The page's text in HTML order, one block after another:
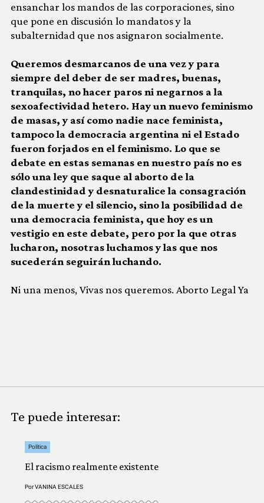
ensanchar los mandos de las corporaciones, sino
que pone en discusión lo mandatos y la
subalternidad que nos asignaron socialmente.
Queremos desmarcanos de una vez y para
siempre del deber de ser madres, buenas,
tranquilas, no hacer paros ni negarnos a la
sexoafectividad hetero. Hay un nuevo feminismo
de masas, y así como nadie nace feminista,
tampoco la democracia argentina ni el Estado
fueron forjados en el feminismo. Lo que se
debate en estas semanas en nuestro país no es
sólo una ley que saque al aborto de la
clandestinidad y desnaturalice la consagración
de la muerte y el silencio, sino la posibilidad de
una democracia feminista, que hoy es un
vestigio en este debate, pero por la que otras
lucharon, nosotras luchamos y las que nos
sucederán seguirán luchando.
Ni una menos, Vivas nos queremos. Aborto Legal Ya
Te puede interesar:
Política
El racismo realmente existente
PorVANINA ESCALES